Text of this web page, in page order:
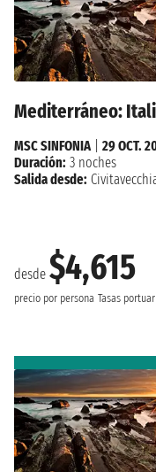
Mediterráneo:
desde $4,615
precio por persona Tasas
MSC SINFONIA| 29 OCT.
Duración: 3 noches
Salida desde: